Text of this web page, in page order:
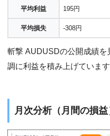
平均利益 195円
平均損失 -308円
斬撃 AUDUSDの公開成績
調に利益を積み上げています
月次分析（月間の損益